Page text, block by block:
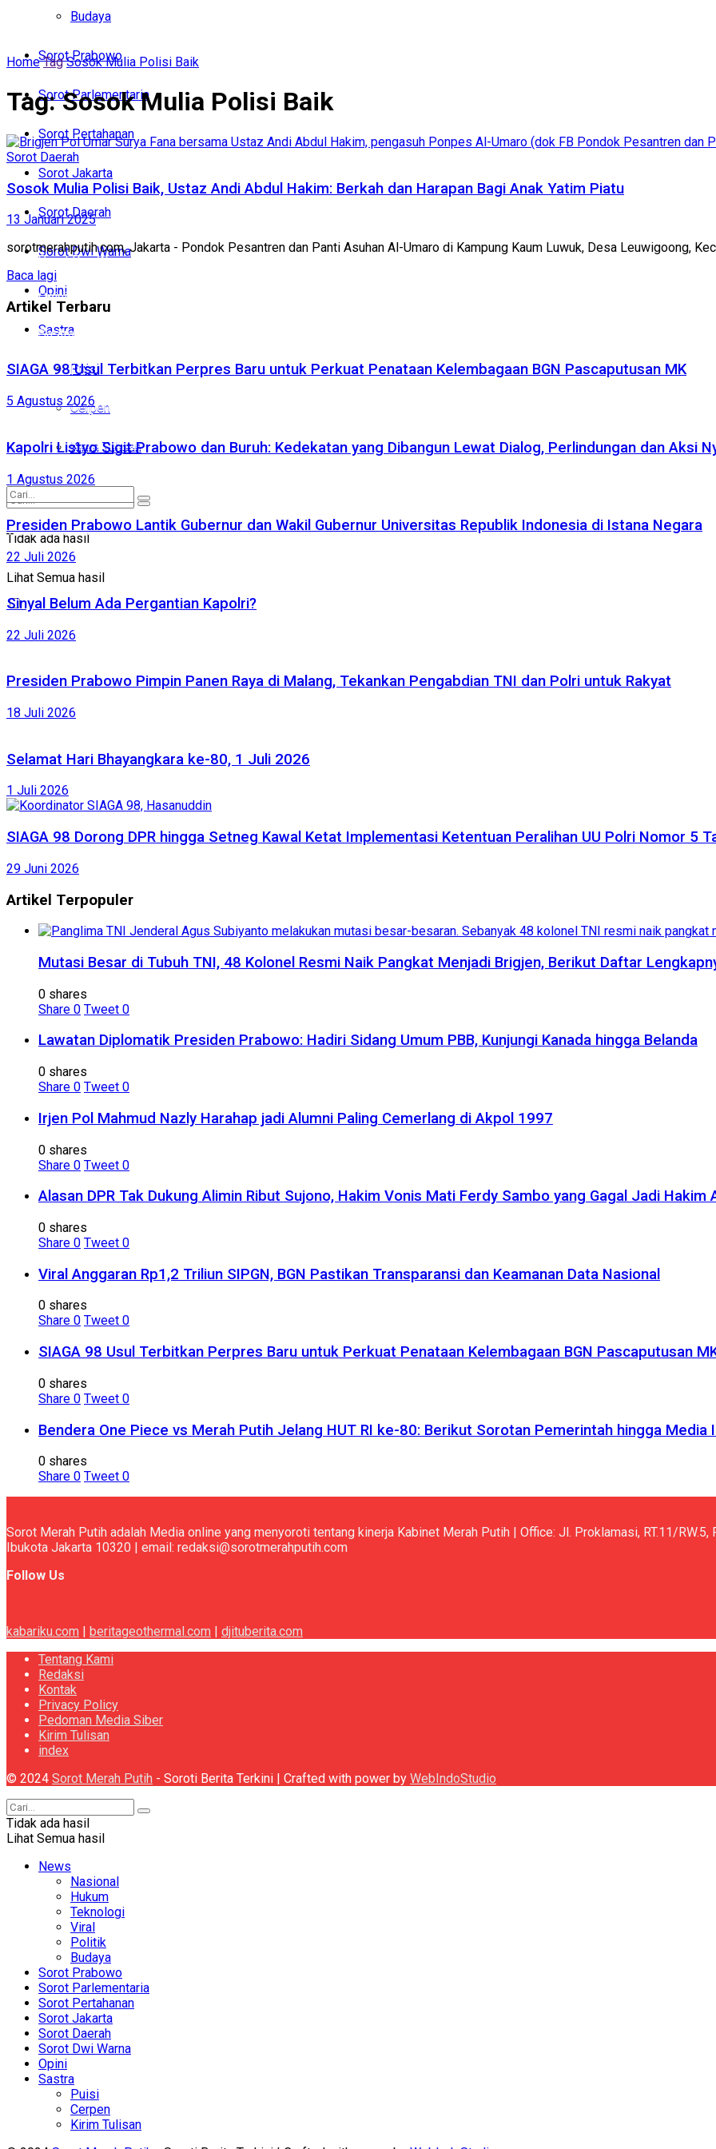
Budaya
Sorot Prabowo
Sorot Parlementaria
Sorot Pertahanan
Sorot Jakarta
Sorot Daerah
Sorot Dwi Warna
Opini
Sastra
Puisi
Cerpen
Kirim Tulisan
Tidak ada hasil
Lihat Semua hasil
Sorot Parlementaria
Sorot Pertahanan
Sorot Jakarta
Sorot Daerah
Sorot Dwi Warna
Opini
Sastra
Puisi
Cerpen
Kirim Tulisan
Tidak ada hasil
Lihat Semua hasil
Home Tag Sosok Mulia Polisi Baik
Tag:Sosok Mulia Polisi Baik
Sorot Daerah
Sosok Mulia Polisi Baik, Ustaz Andi Abdul Hakim: Berkah dan Harapan Bagi Anak Yatim Piatu
13 Januari 2025
sorotmerahputih.com, Jakarta - Pondok Pesantren dan Panti Asuhan Al-Umaro di Kampung Kaum Luwuk, Desa Leuwigoong,
Baca lagi
Artikel Terbaru
SIAGA 98 Usul Terbitkan Perpres Baru untuk Perkuat Penataan Kelembagaan BGN Pascaputusan MK
5 Agustus 2026
Kapolri Listyo Sigit Prabowo dan Buruh: Kedekatan yang Dibangun Lewat Dialog, Perlindungan dan Aksi
1 Agustus 2026
Presiden Prabowo Lantik Gubernur dan Wakil Gubernur Universitas Republik Indonesia di Istana Negara
22 Juli 2026
Sinyal Belum Ada Pergantian Kapolri?
22 Juli 2026
Presiden Prabowo Pimpin Panen Raya di Malang, Tekankan Pengabdian TNI dan Polri untuk Rakyat
18 Juli 2026
Selamat Hari Bhayangkara ke-80, 1 Juli 2026
1 Juli 2026
SIAGA 98 Dorong DPR hingga Setneg Kawal Ketat Implementasi Ketentuan Peralihan UU Polri Nomor 5
29 Juni 2026
Artikel Terpopuler
Mutasi Besar di Tubuh TNI, 48 Kolonel Resmi Naik Pangkat Menjadi Brigjen, Berikut Daftar
0 shares
Share 0 Tweet 0
Lawatan Diplomatik Presiden Prabowo: Hadiri Sidang Umum PBB, Kunjungi Kanada hingga Belanda
0 shares
Share 0 Tweet 0
Irjen Pol Mahmud Nazly Harahap jadi Alumni Paling Cemerlang di Akpol 1997
0 shares
Share 0 Tweet 0
Alasan DPR Tak Dukung Alimin Ribut Sujono, Hakim Vonis Mati Ferdy Sambo yang Gagal Jadi Hakim
0 shares
Share 0 Tweet 0
Viral Anggaran Rp1,2 Triliun SIPGN, BGN Pastikan Transparansi dan Keamanan Data Nasional
0 shares
Share 0 Tweet 0
SIAGA 98 Usul Terbitkan Perpres Baru untuk Perkuat Penataan Kelembagaan BGN Pascaputusan
0 shares
Share 0 Tweet 0
Bendera One Piece vs Merah Putih Jelang HUT RI ke-80: Berikut Sorotan Pemerintah hingga Media
0 shares
Share 0 Tweet 0
Sorot Merah Putih adalah Media online yang menyoroti tentang kinerja Kabinet Merah Putih | Office: Jl. Proklamasi, RT.11/
Ibukota Jakarta 10320 | email: redaksi@sorotmerahputih.com
Follow Us
kabariku.com beritageothermal.com
djituberita.com
Tentang Kami
Redaksi
Kontak
Privacy Policy
Pedoman Media Siber
Kirim Tulisan
index
© 2024 Sorot Merah Putih - Soroti Berita Terkini | Crafted with power by WebIndoStudio
Tidak ada hasil
Lihat Semua hasil
News
Nasional
Hukum
Teknologi
Viral
Politik
Budaya
Sorot Prabowo
Sorot Parlementaria
Sorot Pertahanan
Sorot Jakarta
Sorot Daerah
Sorot Dwi Warna
Opini
Sastra
Puisi
Cerpen
Kirim Tulisan